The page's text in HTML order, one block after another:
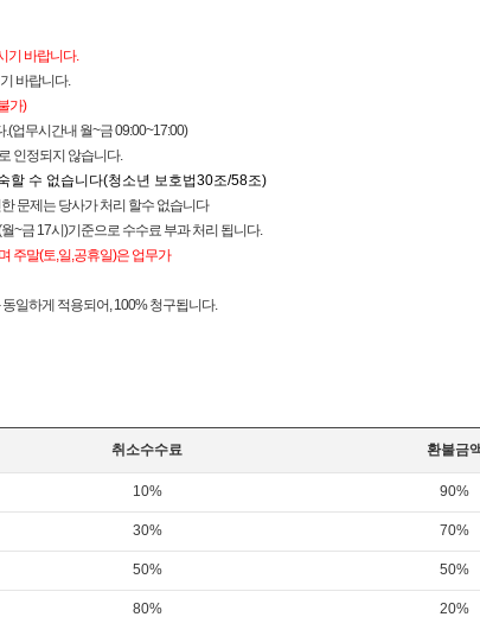
기 바랍니다.
바랍니다.
가)
업무시간내 월~금 09:00~17:00)
인정되지 않습니다.
할 수 없습니다(청소년 보호법30조/58조)
문제는 당사가 처리 할수 없습니다
~금 17시)기준으로 수수료 부과 처리 됩니다.
주말(토,일,공휴일)은 업무가
일하게 적용되어, 100% 청구됩니다.
취소수수료 환불금액
10% 90%
30% 70%
50% 50%
80% 20%